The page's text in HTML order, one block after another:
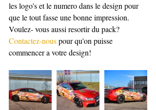
les logo's et le numero dans le design pour
que le tout fasse une bonne impression.
Voulez- vous aussi resortir du pack?
Contactez-nous pour qu'on puisse
commencer a votre design!